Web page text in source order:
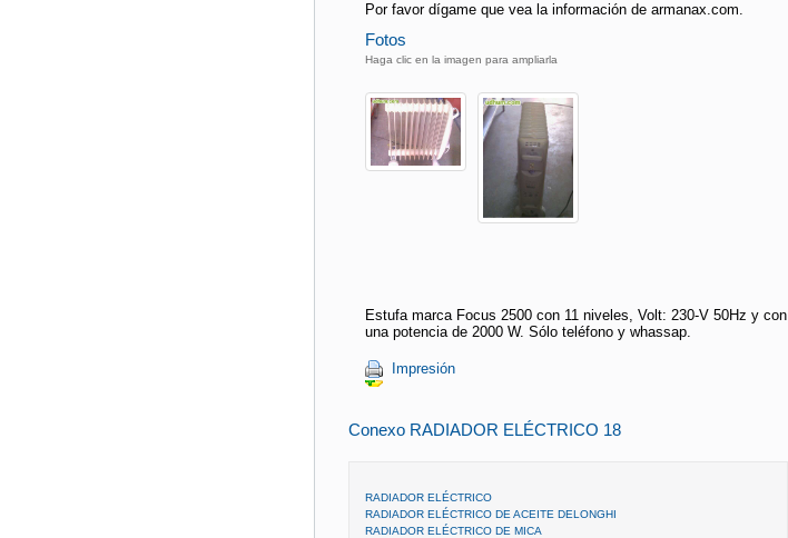
Por favor dígame que vea la información de armanax.com.
Fotos
Haga clic en la imagen para ampliarla
Estufa marca Focus 2500 con 11 niveles, Volt: 230-V 50Hz y con
una potencia de 2000 W. Sólo teléfono y whassap.
Impresión
Conexo RADIADOR ELÉCTRICO 18
RADIADOR ELÉCTRICO
RADIADOR ELÉCTRICO DE ACEITE DELONGHI
RADIADOR ELÉCTRICO DE MICA